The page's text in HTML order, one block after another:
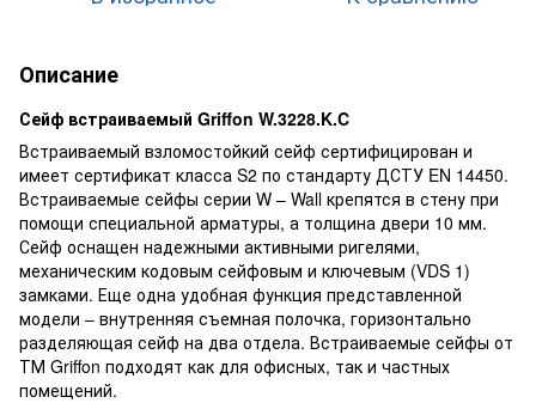
Описание
Сейф встраиваемый Griffon W.3228.K.C
Встраиваемый взломостойкий сейф сертифицирован и
имеет сертификат класса S2 по стандарту ДСТУ EN 14450.
Встраиваемые сейфы серии W – Wall крепятся в стену при
помощи специальной арматуры, а толщина двери 10 мм.
Сейф оснащен надежными активными ригелями,
механическим кодовым сейфовым и ключевым (VDS 1)
замками. Еще одна удобная функция представленной
модели – внутренняя съемная полочка, горизонтально
разделяющая сейф на два отдела. Встраиваемые сейфы от
ТМ Griffon подходят как для офисных, так и частных
помещений.